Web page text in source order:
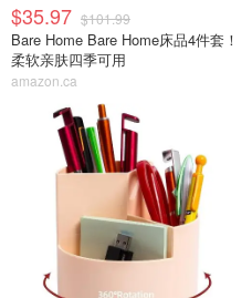
$35.97 $101.99
Bare Home Bare Home床品4件套！
柔软亲肤四季可用
amazon.ca